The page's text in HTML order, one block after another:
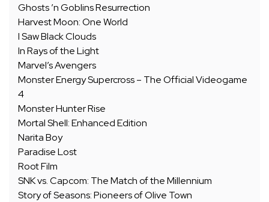
Ghosts ’n Goblins Resurrection
Harvest Moon: One World
I Saw Black Clouds
In Rays of the Light
Marvel’s Avengers
Monster Energy Supercross – The Official Videogame
4
Monster Hunter Rise
Mortal Shell: Enhanced Edition
Narita Boy
Paradise Lost
Root Film
SNK vs. Capcom: The Match of the Millennium
Story of Seasons: Pioneers of Olive Town